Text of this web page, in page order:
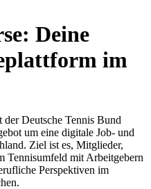
Deine
im
der Deutsche Tennis Bund
um eine digitale Job‑ und
Ziel ist es, Mitglieder,
Tennisumfeld mit Arbeitgebern
Perspektiven im